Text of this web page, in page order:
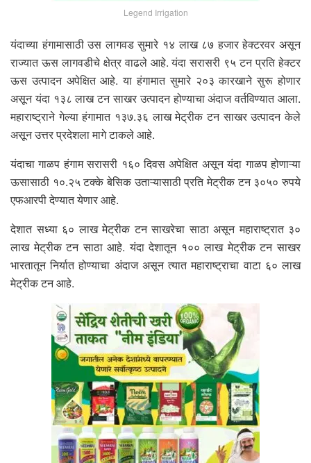
Legend Irrigation
यंदाच्या हंगामासाठी उस लागवड सुमारे १४ लाख ८७ हजार हेक्टरवर असून
राज्यात ऊस लागवडीचे क्षेत्र वाढले आहे. यंदा सरासरी ९५ टन प्रति हेक्टर
ऊस उत्पादन अपेक्षित आहे. या हंगामात सुमारे २०३ कारखाने सुरू होणार
असून यंदा १३८ लाख टन साखर उत्पादन होण्याचा अंदाज वर्तविण्यात आला.
महाराष्ट्राने गेल्या हंगामात १३७.३६ लाख मेट्रीक टन साखर उत्पादन केले
असून उत्तर प्रदेशला मागे टाकले आहे.
यंदाचा गाळप हंगाम सरासरी १६० दिवस अपेक्षित असून यंदा गाळप होणाऱ्या
ऊसासाठी १०.२५ टक्के बेसिक उताऱ्यासाठी प्रति मेट्रीक टन ३०५० रुपये
एफआरपी देण्यात येणार आहे.
देशात सध्या ६० लाख मेट्रीक टन साखरेचा साठा असून महाराष्ट्रात ३०
लाख मेट्रीक टन साठा आहे. यंदा देशातून १०० लाख मेट्रीक टन साखर
भारतातून निर्यात होण्याचा अंदाज असून त्यात महाराष्ट्राचा वाटा ६० लाख
मेट्रीक टन आहे.